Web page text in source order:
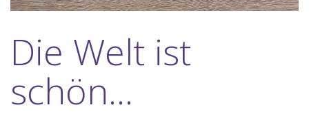
Die Welt ist
schön…